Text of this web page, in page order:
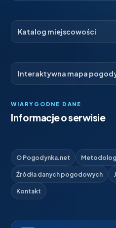
Katalog miejscowości
Interaktywna mapa
WIARYGODNE DANE
Informacje o serwisie
O Pogodynka.net
Źródła danych pogodowych
Kontakt